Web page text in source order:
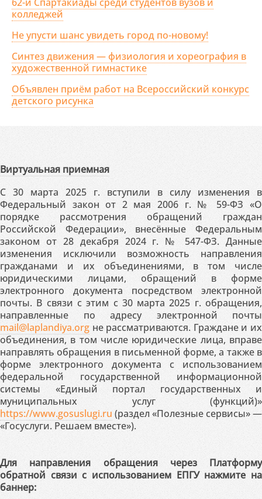
колледжей
Не упусти шанс увидеть город по-новому!
Синтез движения — физиология и хореография в
художественной гимнастике
Объявлен приём работ на Всероссийский конкурс
детского рисунка
Виртуальная приемная
С 30 марта 2025 г. вступили в силу изменения в
Федеральный закон от 2 мая 2006 г. № 59-ФЗ «О
порядке рассмотрения обращений граждан
Российской Федерации», внесённые Федеральным
законом от 28 декабря 2024 г. № 547-ФЗ. Данные
изменения исключили возможность направления
гражданами и их объединениями, в том числе
юридическими лицами, обращений в форме
электронного документа посредством электронной
почты. В связи с этим с 30 марта 2025 г. обращения,
направленные по адресу электронной почты
mail@laplandiya.org не рассматриваются. Граждане и их
объединения, в том числе юридические лица, вправе
направлять обращения в письменной форме, а также в
форме электронного документа с использованием
федеральной государственной информационной
системы «Единый портал государственных и
муниципальных услуг (функций)»
https://www.gosuslugi.ru (раздел «Полезные сервисы» —
«Госуслуги. Решаем вместе»).
Для направления обращения через Платформу
обратной связи с использованием ЕПГУ нажмите на
баннер: